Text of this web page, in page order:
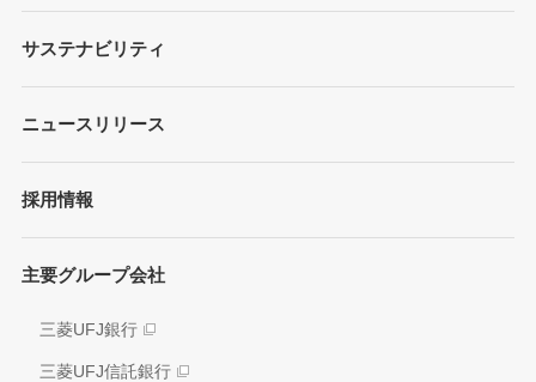
MUFGブランド
ガバナンス
事業内容
財務情報
債券・格付情報
個人投資家の皆さまへ
各種レポート
アナリスト情報
電子公告
サステナビリティ
各種レポート/データ/インデックス
方針/ガイドライン
イニシアティブへの参画
環境
社会
ガバナンス
ニュースリリース
採用情報
主要グループ会社
三菱UFJ銀行
三菱UFJ信託銀行